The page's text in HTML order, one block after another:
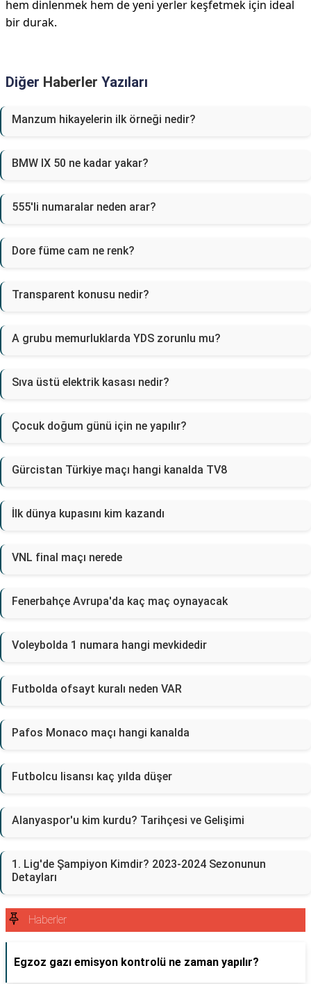
hem dinlenmek hem de yeni yerler keşfetmek için ideal
bir durak.
Diğer Haberler Yazıları
Manzum hikayelerin ilk örneği nedir?
BMW IX 50 ne kadar yakar?
555'li numaralar neden arar?
Dore füme cam ne renk?
Transparent konusu nedir?
A grubu memurluklarda YDS zorunlu mu?
Sıva üstü elektrik kasası nedir?
Çocuk doğum günü için ne yapılır?
Gürcistan Türkiye maçı hangi kanalda TV8
İlk dünya kupasını kim kazandı
VNL final maçı nerede
Fenerbahçe Avrupa'da kaç maç oynayacak
Voleybolda 1 numara hangi mevkidedir
Futbolda ofsayt kuralı neden VAR
Pafos Monaco maçı hangi kanalda
Futbolcu lisansı kaç yılda düşer
Alanyaspor'u kim kurdu? Tarihçesi ve Gelişimi
1. Lig'de Şampiyon Kimdir? 2023-2024 Sezonunun
Detayları
Haberler
Egzoz gazı emisyon kontrolü ne zaman yapılır?